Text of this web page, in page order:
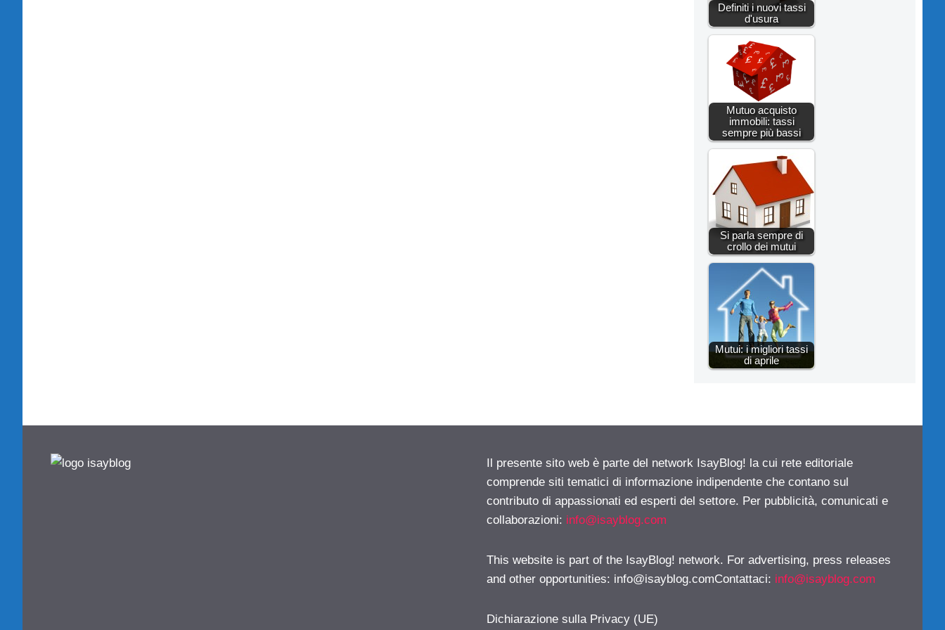
Definiti i nuovi tassi
d'usura
Mutuo acquisto
immobili: tassi
sempre più bassi
Si parla sempre di
crollo dei mutui
Mutui: i migliori tassi
di aprile
Il presente sito web è parte del network IsayBlog! la cui rete editoriale
comprende siti tematici di informazione indipendente che contano sul
contributo di appassionati ed esperti del settore. Per pubblicità, comunicati e
collaborazioni: info@isayblog.com
This website is part of the IsayBlog! network. For advertising, press releases
and other opportunities: info@isayblog.comContattaci: info@isayblog.com
Dichiarazione sulla Privacy (UE)